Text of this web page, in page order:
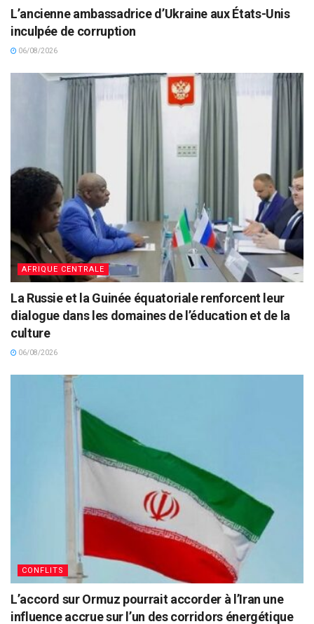
L’ancienne ambassadrice d’Ukraine aux États-Unis
inculpée de corruption
06/08/2026
AFRIQUE CENTRALE
La Russie et la Guinée équatoriale renforcent leur
dialogue dans les domaines de l’éducation et de la
culture
06/08/2026
CONFLITS
L’accord sur Ormuz pourrait accorder à l’Iran une
influence accrue sur l’un des corridors énergétique